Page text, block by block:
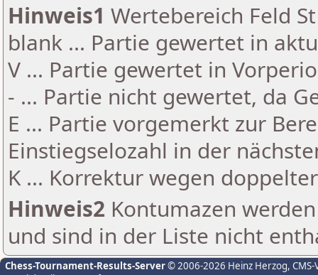
Hinweis1 Wertebereich Feld
blank ... Partie gewertet in
V ... Partie gewertet in
- ... Partie nicht gewertet, da
E ... Partie vorgemerkt zur
Einstiegselozahl in der
K ... Korrektur wegen
Hinweis2 Kontumazen
und sind in der Liste nicht
Chess-Tournament-Results-Server© 2006-2026 Heinz Herzog,